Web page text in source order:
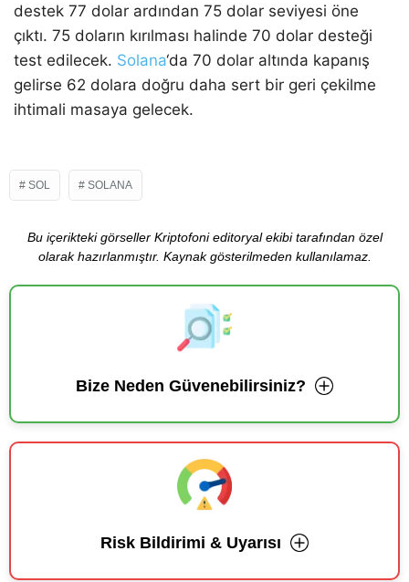
destek 77 dolar ardından 75 dolar seviyesi öne
çıktı. 75 doların kırılması halinde 70 dolar desteği
test edilecek. Solana‘da 70 dolar altında kapanış
gelirse 62 dolara doğru daha sert bir geri çekilme
ihtimali masaya gelecek.
SOL SOLANA
Bu içerikteki görseller Kriptofoni editoryal ekibi tarafından özel
olarak hazırlanmıştır. Kaynak gösterilmeden kullanılamaz.
Bize Neden Güvenebilirsiniz?
Risk Bildirimi & Uyarısı